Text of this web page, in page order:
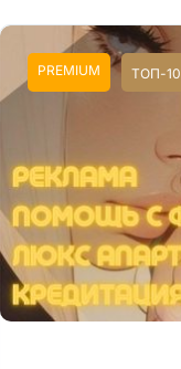
PREMIUM ТОП-10